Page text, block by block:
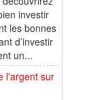
investir
les bonnes
d’investir
un...
l'argent sur